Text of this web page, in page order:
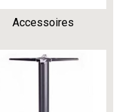
Accessoires